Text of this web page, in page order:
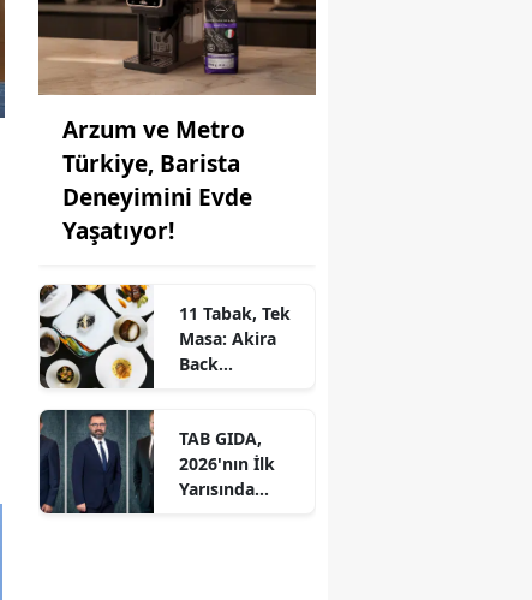
Arzum ve Metro
Türkiye, Barista
Deneyimini Evde
Yaşatıyor!
11 Tabak, Tek
Masa: Akira
Back
Chef’s Table
TAB GIDA,
2026'nın İlk
Yarısında